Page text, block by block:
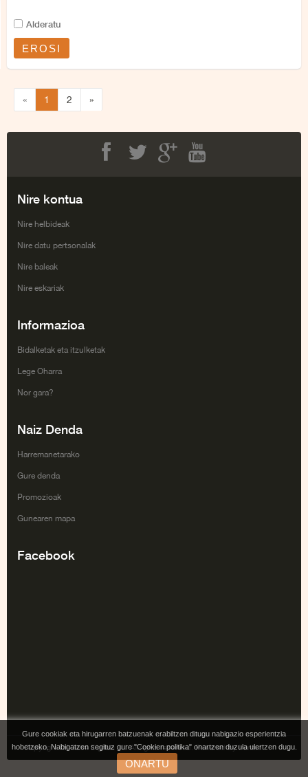
Alderatu
EROSI
« 1 2 »
Nire kontua
Nire helbideak
Nire datu pertsonalak
Nire baleak
Nire eskariak
Informazioa
Bidalketak eta itzulketak
Lege Oharra
Nor gara?
Naiz Denda
Harremanetarako
Gure denda
Promozioak
Gunearen mapa
Facebook
Gure cookiak eta hirugarren batzuenak erabiltzen ditugu nabigazio esperientzia
hobetzeko. Nabigatzen segituz gure "Cookien politika" onartzen duzula ulertzen dugu.
ONARTU
Copyright Tai Gabe Digitala SL. All rights reserved. Powered by Irontec.